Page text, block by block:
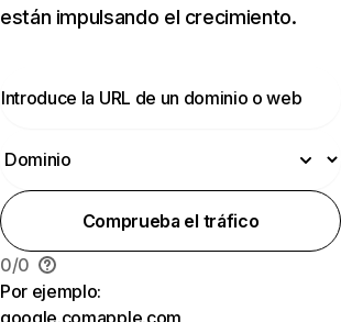
están impulsando el crecimiento.
Comprueba el tráfico
0/0
Por ejemplo:
google.comapple.com